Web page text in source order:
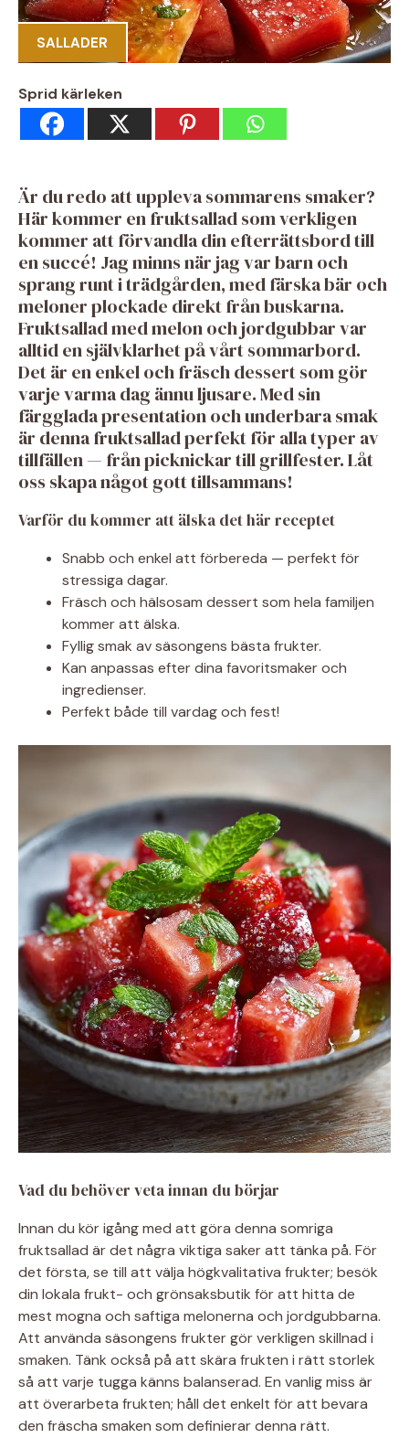
SALLADER
Sprid kärleken
Är du redo att uppleva sommarens smaker?
Här kommer en fruktsallad som verkligen
kommer att förvandla din efterrättsbord till
en succé! Jag minns när jag var barn och
sprang runt i trädgården, med färska bär och
meloner plockade direkt från buskarna.
Fruktsallad med melon och jordgubbar var
alltid en självklarhet på vårt sommarbord.
Det är en enkel och fräsch dessert som gör
varje varma dag ännu ljusare. Med sin
färgglada presentation och underbara smak
är denna fruktsallad perfekt för alla typer av
tillfällen — från picknickar till grillfester. Låt
oss skapa något gott tillsammans!
Varför du kommer att älska det här receptet
Snabb och enkel att förbereda — perfekt för
stressiga dagar.
Fräsch och hälsosam dessert som hela familjen
kommer att älska.
Fyllig smak av säsongens bästa frukter.
Kan anpassas efter dina favoritsmaker och
ingredienser.
Perfekt både till vardag och fest!
Vad du behöver veta innan du börjar
Innan du kör igång med att göra denna somriga
fruktsallad är det några viktiga saker att tänka på. För
det första, se till att välja högkvalitativa frukter; besök
din lokala frukt- och grönsaksbutik för att hitta de
mest mogna och saftiga melonerna och jordgubbarna.
Att använda säsongens frukter gör verkligen skillnad i
smaken. Tänk också på att skära frukten i rätt storlek
så att varje tugga känns balanserad. En vanlig miss är
att överarbeta frukten; håll det enkelt för att bevara
den fräscha smaken som definierar denna rätt.